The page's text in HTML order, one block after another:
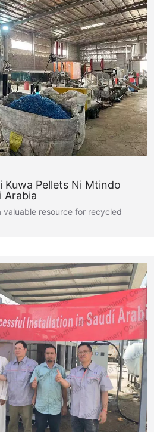
Kuwa Pellets Ni Mtindo
Arabia
valuable resource for recycled